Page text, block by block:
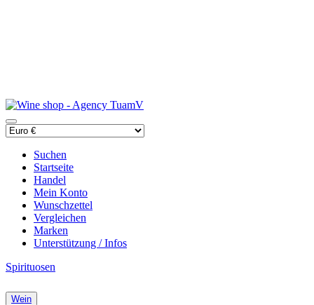
Suchen
Startseite
Handel
Mein Konto
Wunschzettel
Vergleichen
Marken
Unterstützung / Infos
Spirituosen
Wein